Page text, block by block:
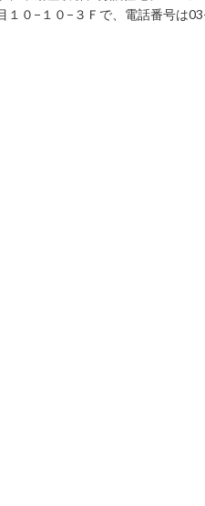
０−１０−３Ｆで、電話番号は